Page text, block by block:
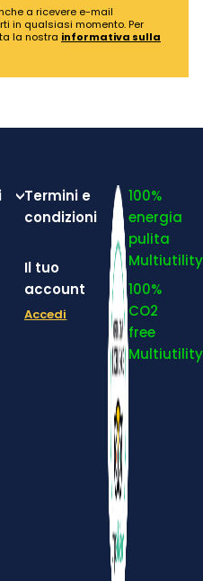
a ricevere e-mail
in qualsiasi momento. Per
la nostra informativa sulla
Termini e
condizioni
Il tuo
account
Accedi
100%
energia
pulita
Multiutility
100%
CO2
free
Multiutility